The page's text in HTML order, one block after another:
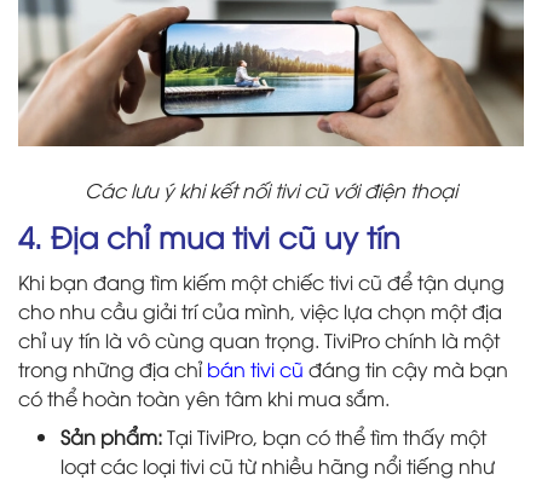
Các lưu ý khi kết nối tivi cũ với điện thoại
4. Địa chỉ mua tivi cũ uy tín
Khi bạn đang tìm kiếm một chiếc tivi cũ để tận dụng
cho nhu cầu giải trí của mình, việc lựa chọn một địa
chỉ uy tín là vô cùng quan trọng. TiviPro chính là một
trong những địa chỉ bán tivi cũ đáng tin cậy mà bạn
có thể hoàn toàn yên tâm khi mua sắm.
Sản phẩm:Tại TiviPro, bạn có thể tìm thấy một
loạt các loại tivi cũ từ nhiều hãng nổi tiếng như